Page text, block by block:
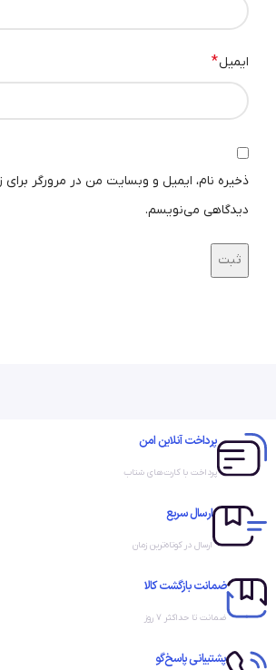
ایمیل*
ذخیره نام، ایمیل و وبسایت من در مرورگر برای
دیدگاهی می‌نویسم.
پرداخت آنلاین امن
پرداخت با کارت‌های شتاب
ارسال سریع
ارسال در کوتاه‌ترین زمان
ضمانت بازگشت کالا
ضمانت تا حداکثر ۷ روز
پشتیبانی پاسخ‌گو